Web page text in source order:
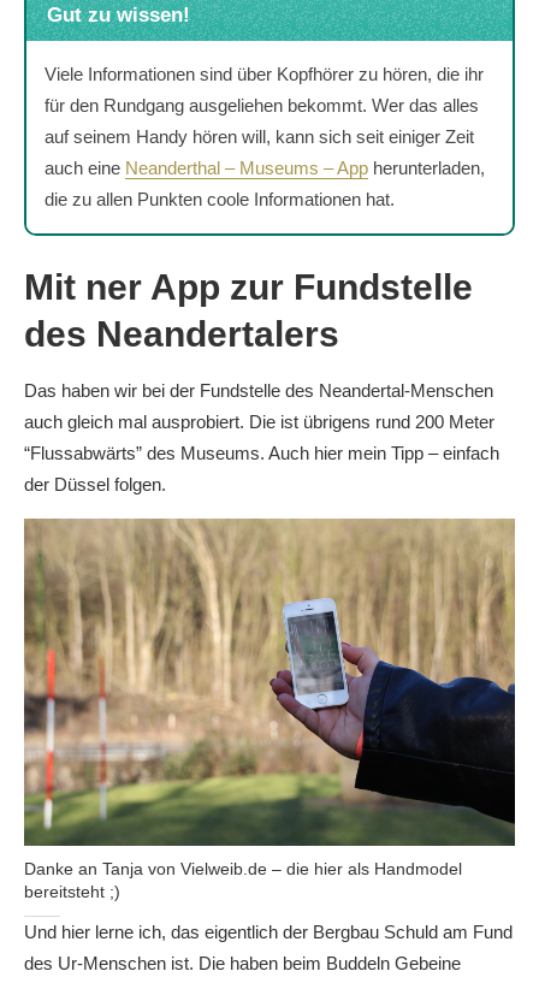
Gut zu wissen!
Viele Informationen sind über Kopfhörer zu hören, die ihr
für den Rundgang ausgeliehen bekommt. Wer das alles
auf seinem Handy hören will, kann sich seit einiger Zeit
auch eine Neanderthal – Museums – App herunterladen,
die zu allen Punkten coole Informationen hat.
Mit ner App zur Fundstelle
des Neandertalers
Das haben wir bei der Fundstelle des Neandertal-Menschen
auch gleich mal ausprobiert. Die ist übrigens rund 200 Meter
“Flussabwärts” des Museums. Auch hier mein Tipp – einfach
der Düssel folgen.
Danke an Tanja von Vielweib.de – die hier als Handmodel
bereitsteht ;)
Und hier lerne ich, das eigentlich der Bergbau Schuld am Fund
des Ur-Menschen ist. Die haben beim Buddeln Gebeine